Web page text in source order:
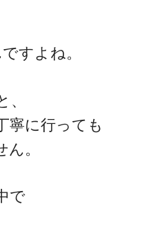
すよね。
寧に行っても
。
で